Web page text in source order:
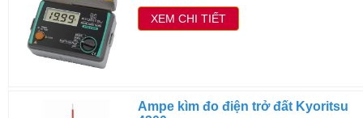
XEM CHI TIẾT
Ampe kìm đo điện trở đất Kyoritsu